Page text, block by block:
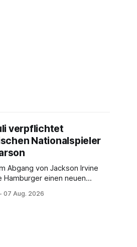
verpflichtet
Nationalspieler
Abgang von Jackson Irvine
Hamburger einen neuen
07 Aug. 2026